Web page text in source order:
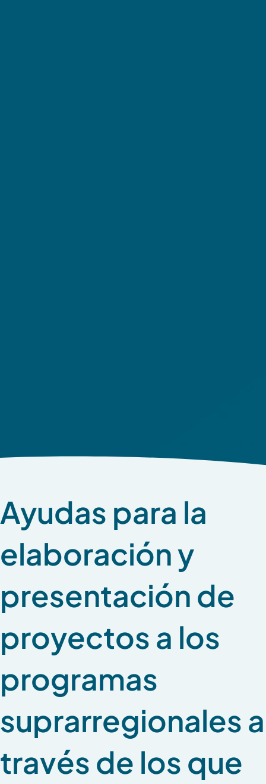
Ayudas para la
elaboración y
presentación de
proyectos a los
programas
suprarregionales a
través de los que